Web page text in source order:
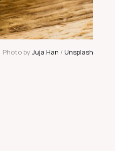
Photo by Juja Han / Unsplash